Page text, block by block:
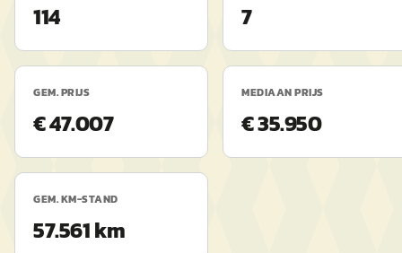
114 7
GEM. PRIJS
€ 47.007
MEDIAAN PRIJS
€ 35.950
GEM. KM-STAND
57.561 km